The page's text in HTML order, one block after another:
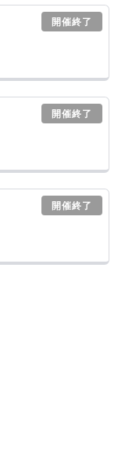
開催終了
開催終了
開催終了